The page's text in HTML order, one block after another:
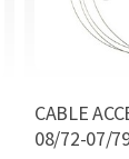
CABLE
08/72-07/